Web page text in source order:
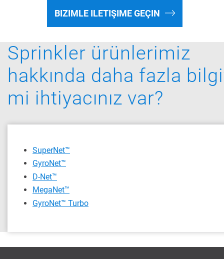
BIZIMLE ILETIŞIME GEÇIN
Sprinkler ürünlerimiz
hakkında daha fazla
mi ihtiyacınız var?
SuperNet™
GyroNet™
D-Net™
MegaNet™
GyroNet™ Turbo